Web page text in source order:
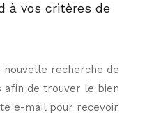
à vos critères de
recherche de
afin de trouver le bien
e-mail pour recevoir